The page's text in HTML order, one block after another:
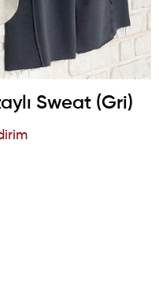
Sweat (Gri)